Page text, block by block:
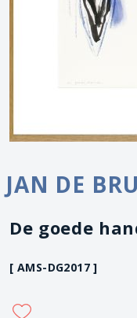
JAN DE
De goede
[ AMS-DG2017 ]